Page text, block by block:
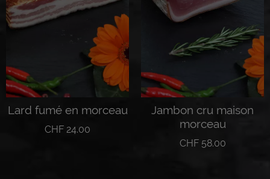
Lard fumé en morceau
CHF 24.00
Jambon cru maison
morceau
CHF58.00